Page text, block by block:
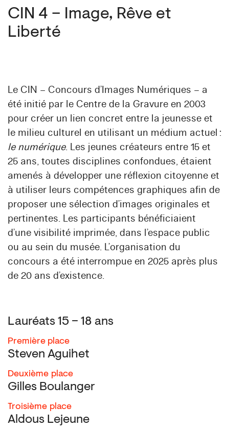
CIN 4 – Image, Rêve et
Liberté
Le CIN – Concours d’Images Numériques – a
été initié par le Centre de la Gravure en 2003
pour créer un lien concret entre la jeunesse et
le milieu culturel en utilisant un médium actuel :
le numérique. Les jeunes créateurs entre 15 et
25 ans, toutes disciplines confondues, étaient
amenés à développer une réflexion citoyenne et
à utiliser leurs compétences graphiques afin de
proposer une sélection d’images originales et
pertinentes. Les participants bénéficiaient
d’une visibilité imprimée, dans l’espace public
ou au sein du musée. L’organisation du
concours a été interrompue en 2025 après plus
de 20 ans d’existence.
Lauréats 15 – 18 ans
Première place
Steven Aguihet
Deuxième place
Gilles Boulanger
Troisième place
Aldous Lejeune